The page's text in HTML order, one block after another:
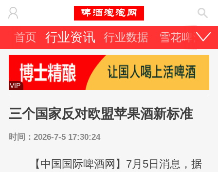
首页 行业资讯 行业数据 雪花啤酒
VIP
三个国家反对欧盟苹果酒新标准
时间：2026-7-5 17:30:24
【中国国际啤酒网】7月5日消息，据